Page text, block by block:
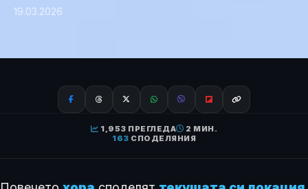
19.03.2026
1,953 ПРЕГЛЕДА
2 МИН.
163 СПОДЕЛЯНИЯ